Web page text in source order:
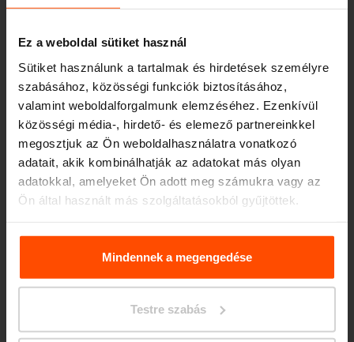
Ez a weboldal sütiket használ
Sütiket használunk a tartalmak és hirdetések személyre
szabásához, közösségi funkciók biztosításához,
valamint weboldalforgalmunk elemzéséhez. Ezenkívül
közösségi média-, hirdető- és elemező partnereinkkel
megosztjuk az Ön weboldalhasználatra vonatkozó
adatait, akik kombinálhatják az adatokat más olyan
adatokkal, amelyeket Ön adott meg számukra vagy az
Ön által használt más szolgáltatásokból gyűjtöttek.
További információért kérjük, látogasson el aPrinciples
Relating to the Processing. Personal Data
Mindennek a megengedése
Testre szabás
Seattle – Popup park